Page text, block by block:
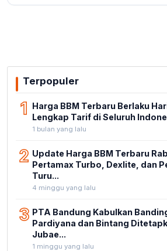
Terpopuler
1 Harga BBM Terbaru Berlaku
Lengkap Tarif di Seluruh
1 bulan yang lalu
2 Update Harga BBM Terbaru
Pertamax Turbo, Dexlite, dan
Turu...
4 minggu yang lalu
3 PTA Bandung Kabulkan
Pardiyana dan Bintang
Jubae...
1 minggu yang lalu